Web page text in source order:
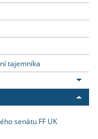
tajemníka
senátu FF UK